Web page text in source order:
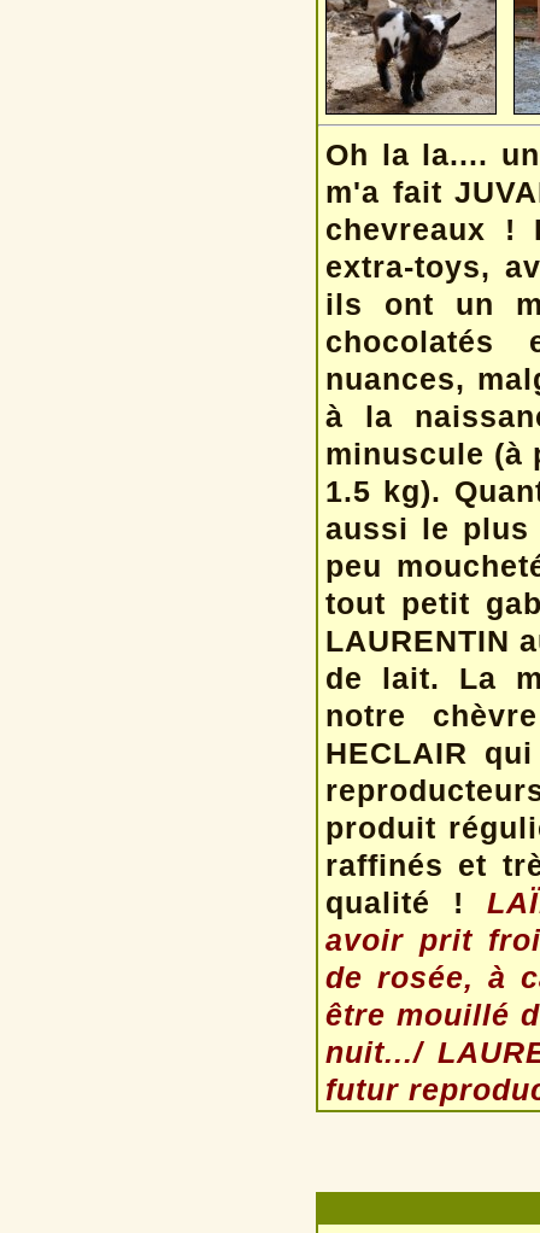
Oh la la....
m'a fait
chevreaux
extra-toys,
ils ont un
chocolatés
nuances,
à la
minuscule (à
1.5 kg).
aussi le
peu
tout petit
LAURENTIN
de lait. La
notre
HECLAIR
produit
raffinés et
qualité !
avoir prit
de rosée, à
être mouillé
nuit.../
futur